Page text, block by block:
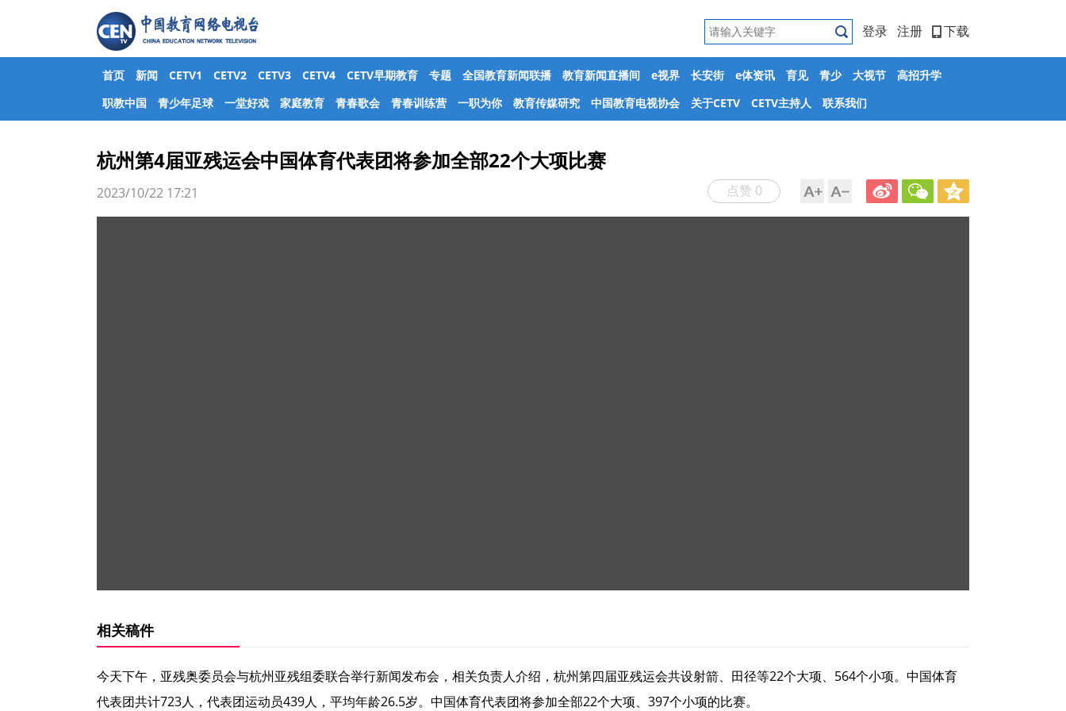
登录 注册 下载
首页 新闻 CETV1 CETV2 CETV3 CETV4 CETV早期教育 专题 全国教育新闻联播 教育新闻直播间 e视界 长安街 e体资讯 育见 青少 大视节
高招升学
职教中国
青少年足球 一堂好戏 家庭教育 青春歌会 青春训练营 一职为你 教育传媒研究 中国教育电视协会 关于CETV CETV主持人 联系我们
杭州第4届亚残运会中国体育代表团将参加全部22个大项比赛
点赞 0
2023/10/22 17:21
相关稿件
今天下午，亚残奥委员会与杭州亚残组委联合举行新闻发布会，相关负责人介绍，杭州第四届亚残运会共设射箭、田径等22个大项、564个小项。中国体育
代表团共计723人，代表团运动员439人，平均年龄26.5岁。中国体育代表团将参加全部22个大项、397个小项的比赛。